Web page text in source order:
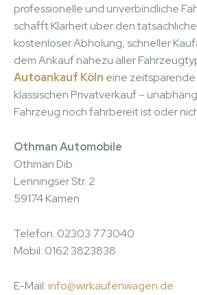
professionelle und unverbindliche
schafft Klarheit über den
kostenloser Abholung, schneller
dem Ankauf nahezu aller
Autoankauf Köln eine
klassischen Privatverkauf –
Fahrzeug noch fahrbereit ist oder
Othman Automobile
Othman Dib
Lenningser Str. 2
59174 Kamen
Telefon: 02303 773040
Mobil: 0162 3823838
E-Mail:info@wirkaufenwagen.de